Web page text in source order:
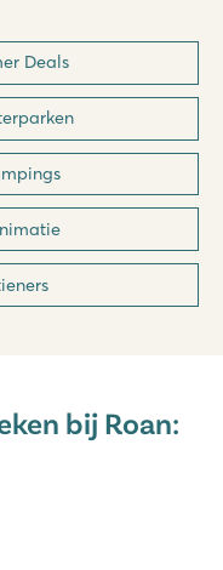
Deals
bij Roan: